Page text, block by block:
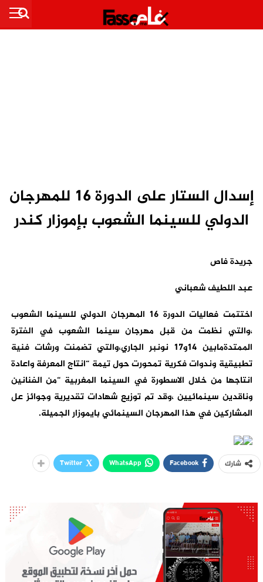
إسدال الستار على الدورة 16 للمهرجان
الدولي للسينما الشعوب بإموزار كندر
جريدة فاص
عبد اللطيف شعباني
اختتمت فعاليات الدورة 16 المهرجان الدولي للسينما الشعوب
،والتي نظمت من قبل مهرجان سينما الشعوب في الفترة
الممتدةمابين 14و17 نونبر الجاري،والتي تضمنت ورشات فنية
تطبيقية وندوات فكرية تمحورت حول تيمة “انتاج المعرفة واعادة
انتاجها من خلال الاسطورة في السينما المغربية “من الفنانين
وناقدين سينمائيين ،وقد تم توزيع شهادات تقديرية وجوائز عل
المشاركين في هذا المهرجان السينمائي بايموزار الجميلة.
شارك Facebook
WhatsApp
Twitter